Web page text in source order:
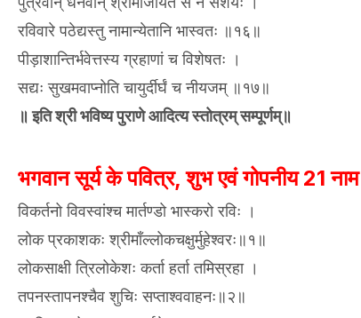
रविवारे पठेद्यस्तु नामान्येतानि भास्वतः ॥१६॥
पीड़ाशान्तिर्भवेत्तस्य ग्रहाणां च विशेषतः ।
सद्यः सुखमवाप्नोति चायुर्दीर्घं च नीयजम् ॥१७॥
॥ इति श्री भविष्य पुराणे आदित्य स्तोत्रम् सम्पूर्णम्॥
भगवान सूर्य के पवित्र, शुभ एवं गोपनीय 21 नाम
विकर्तनो विवस्वांश्च मार्तण्डो भास्करो रविः ।
लोक प्रकाशकः श्रीमाँल्लोकचक्षुर्मुहेश्वरः॥१॥
लोकसाक्षी त्रिलोकेशः कर्ता हर्ता तमिस्रहा ।
तपनस्तापनश्चैव शुचिः सप्ताश्ववाहनः॥२॥